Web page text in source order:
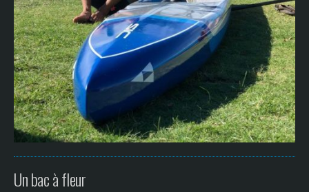
Un bac à fleur